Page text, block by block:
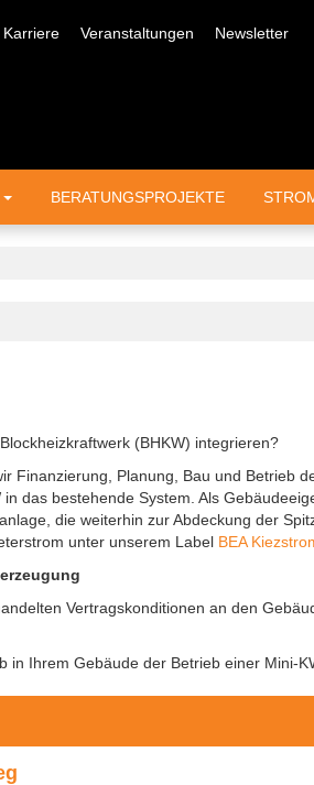
Karriere Veranstaltungen Newsletter
BERATUNGSPROJEKTE
(BHKW) integrieren?
Finanzierung, Planung, Bau und Betrieb
das bestehende System. Als
die weiterhin zur Abdeckung der
unter unserem Label BEA
Vertragskonditionen an den
in Ihrem Gebäude der Betrieb einer Mini-